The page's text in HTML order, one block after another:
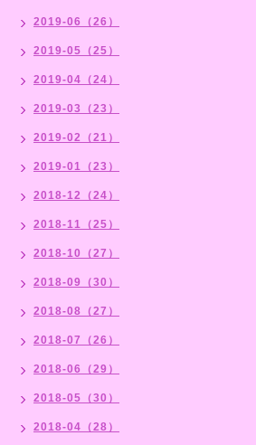
2019-06（26）
2019-05（25）
2019-04（24）
2019-03（23）
2019-02（21）
2019-01（23）
2018-12（24）
2018-11（25）
2018-10（27）
2018-09（30）
2018-08（27）
2018-07（26）
2018-06（29）
2018-05（30）
2018-04（28）